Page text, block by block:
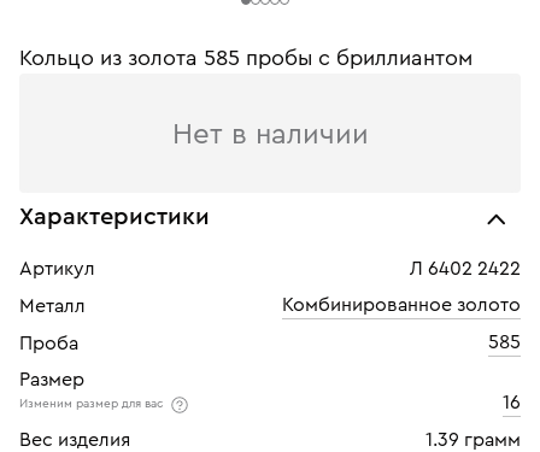
Кольцо из золота 585 пробы c бриллиантом
Нет в наличии
Характеристики
Артикул
Л 6402 2422
Металл
Комбинированное золото
Проба
585
Размер
Изменим размер для вас
16
Вес изделия
1.39 грамм